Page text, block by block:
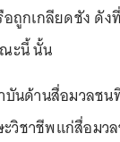
ถูกเกลียดชัง ดั
ะนี้ นั้น
บันด้านสื่อมวลช
ชาชีพแก่สื่อมว